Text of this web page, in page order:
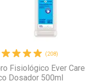
(208)
Fisiológico Ever Care
Dosador 500ml